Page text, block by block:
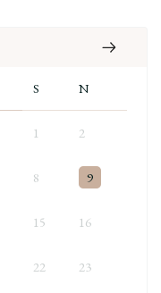
S N
1 2
8 9
15 16
22 23